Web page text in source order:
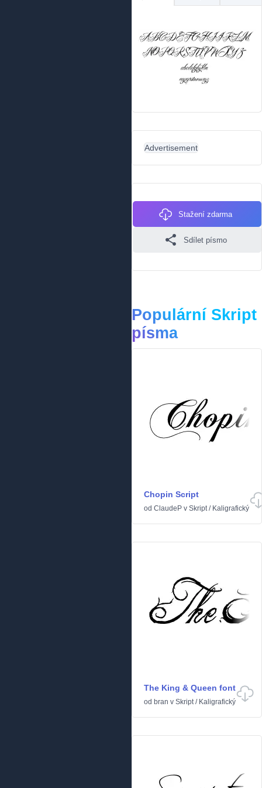
Advertisement
Stažení zdarma
Sdílet písmo
Populární Skript
písma
Chopin Script
od ClaudeP v Skript/ Kaligrafický
The King & Queen font
od bran v Skript/ Kaligrafický